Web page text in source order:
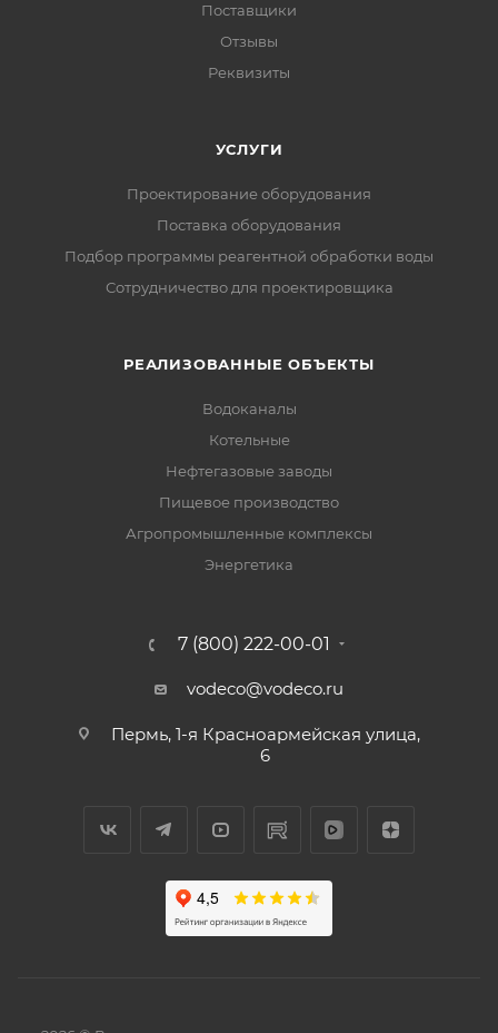
Поставщики
Отзывы
Реквизиты
УСЛУГИ
Проектирование оборудования
Поставка оборудования
Подбор программы реагентной обработки воды
Сотрудничество для проектировщика
РЕАЛИЗОВАННЫЕ ОБЪЕКТЫ
Водоканалы
Котельные
Нефтегазовые заводы
Пищевое производство
Агропромышленные комплексы
Энергетика
7 (800) 222-00-01
vodeco@vodeco.ru
Пермь, 1-я Красноармейская улица,
6